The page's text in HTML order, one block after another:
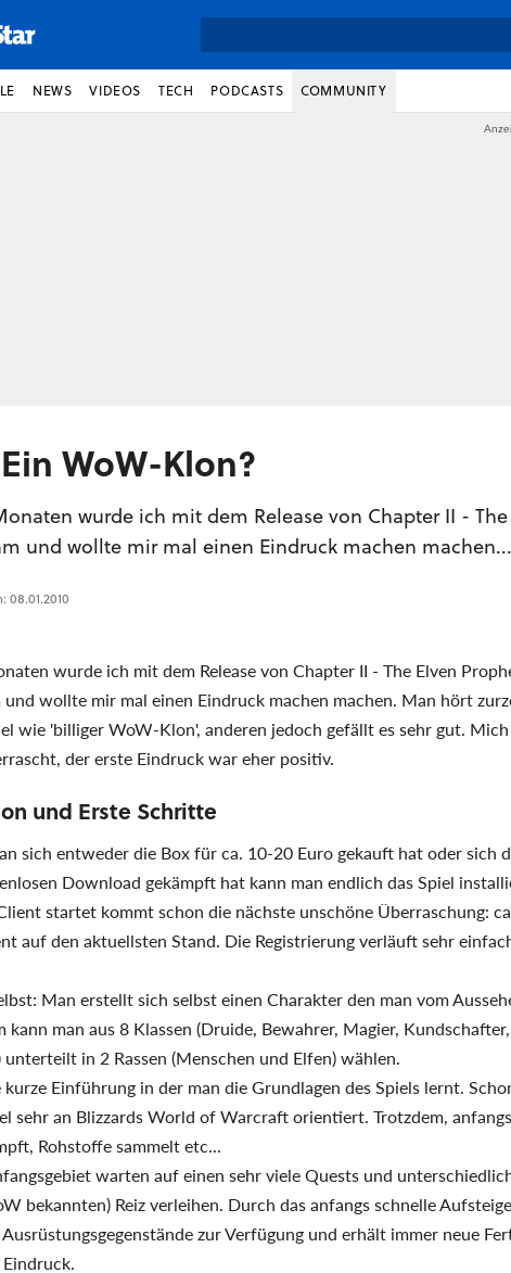
NEWS VIDEOS TECH PODCASTS COMMUNITY
WoW-Klon?
wurde ich mit dem Release von Chapter II -
und wollte mir mal einen Eindruck machen
wurde ich mit dem Release von Chapter II - The Elven
und wollte mir mal einen Eindruck machen machen. Man hört
wie 'billiger WoW-Klon', anderen jedoch gefällt es sehr gut.
der erste Eindruck war eher positiv.
und Erste Schritte
sich entweder die Box für ca. 10-20 Euro gekauft hat oder sich
Download gekämpft hat kann man endlich das Spiel
startet kommt schon die nächste unschöne Überraschung:
auf den aktuellsten Stand. Die Registrierung verläuft sehr
Man erstellt sich selbst einen Charakter den man vom
kann man aus 8 Klassen (Druide, Bewahrer, Magier,
unterteilt in 2 Rassen (Menschen und Elfen) wählen.
kurze Einführung in der man die Grundlagen des Spiels lernt.
sehr an Blizzards World of Warcraft orientiert. Trotzdem,
Rohstoffe sammelt etc...
warten auf einen sehr viele Quests und
bekannten) Reiz verleihen. Durch das anfangs schnelle
zur Verfügung und erhält immer neue